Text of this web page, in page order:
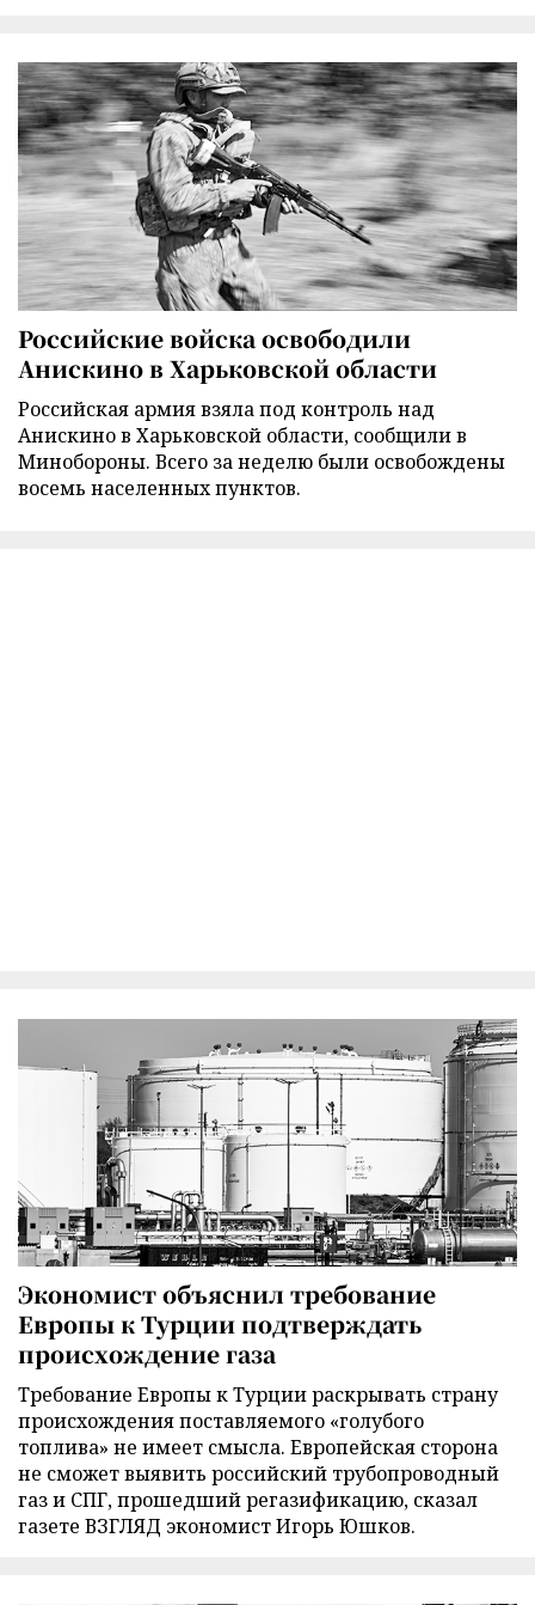
Российские войска освободили
Анискино в Харьковской области
Российская армия взяла под контроль над
Анискино в Харьковской области, сообщили в
Минобороны. Всего за неделю были освобождены
восемь населенных пунктов.
Экономист объяснил требование
Европы к Турции подтверждать
происхождение газа
Требование Европы к Турции раскрывать страну
происхождения поставляемого «голубого
топлива» не имеет смысла. Европейская сторона
не сможет выявить российский трубопроводный
газ и СПГ, прошедший регазификацию, сказал
газете ВЗГЛЯД экономист Игорь Юшков.